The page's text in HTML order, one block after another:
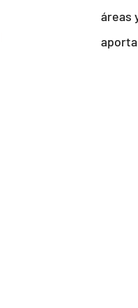
áreas y
aportando sus